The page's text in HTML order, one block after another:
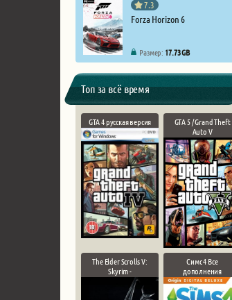
7.3
Forza Horizon 6
Размер: 17.73 GB
Топ за всё время
GTA 4 русская версия
GTA 5 / Grand Theft
Auto V
The Elder Scrolls V:
Skyrim -
Симс 4 Все
дополнения